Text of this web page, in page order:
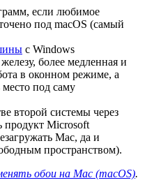
если любимое
под macOS (самый
с Windows
более медленная и
в оконном режиме, а
под саму
второй системы через
продукт Microsoft
Mac, да и
пространством).
обои на Mac (macOS).